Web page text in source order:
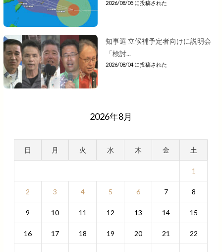
2026/08/05 に投稿された
知事選 立候補予定者向けに説明会
「検討...
2026/08/04 に投稿された
2026年8月
日 月 火 水 木 金 土
1
2 3 4 5 6 7 8
9 10 11 12 13 14 15
16 17 18 19 20 21 22